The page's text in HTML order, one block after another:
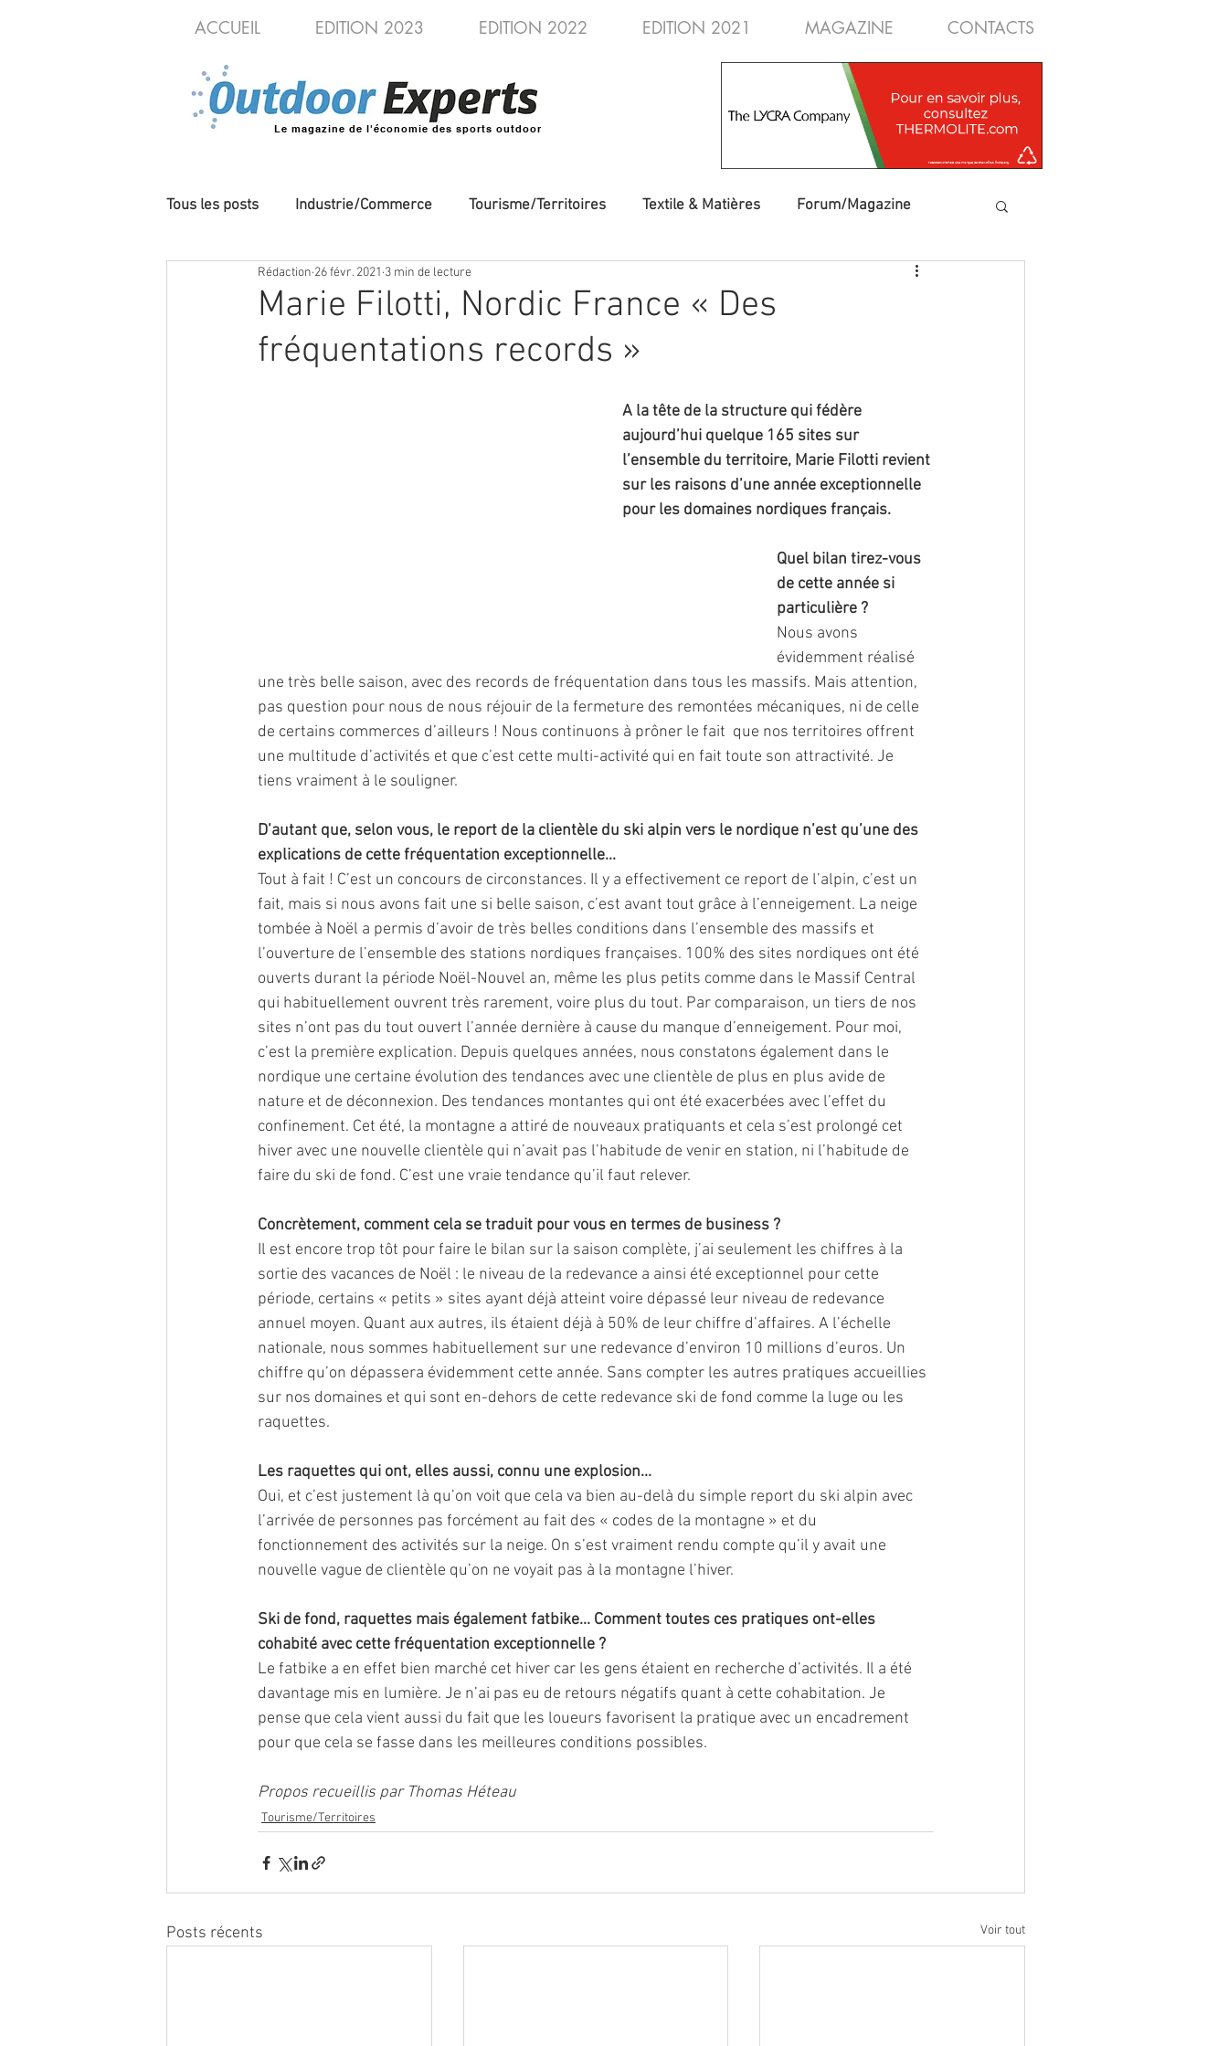
ACCUEIL EDITION 2023 EDITION 2022 EDITION 2021 MAGAZINE CONTACTS
Le magazine de l'économie des sports outdoor
Tous les posts Industrie/Commerce Tourisme/Territoires Textile & Matières Forum/Magazine
Cycles/VAE Produits/Nouveautés
Marie Filotti, Nordic France « Des
fréquentations records »
Rédaction 26 févr. 2021 3 min de lecture
A la tête de la structure qui fédère
aujourd’hui quelque 165 sites sur
l’ensemble du territoire, Marie Filotti revient
sur les raisons d’une année exceptionnelle
pour les domaines nordiques français.
Quel bilan tirez-vous
de cette année si
particulière ?
Nous avons
évidemment réalisé
une très belle saison, avec des records de fréquentation dans tous les massifs. Mais attention,
pas question pour nous de nous réjouir de la fermeture des remontées mécaniques, ni de celle
de certains commerces d’ailleurs ! Nous continuons à prôner le fait  que nos territoires offrent
une multitude d’activités et que c’est cette multi-activité qui en fait toute son attractivité. Je
tiens vraiment à le souligner.
D’autant que, selon vous, le report de la clientèle du ski alpin vers le nordique n’est qu’une des
explications de cette fréquentation exceptionnelle...
Tout à fait ! C’est un concours de circonstances. Il y a effectivement ce report de l’alpin, c’est un
fait, mais si nous avons fait une si belle saison, c’est avant tout grâce à l’enneigement. La neige
tombée à Noël a permis d’avoir de très belles conditions dans l’ensemble des massifs et
l’ouverture de l’ensemble des stations nordiques françaises. 100% des sites nordiques ont été
ouverts durant la période Noël-Nouvel an, même les plus petits comme dans le Massif Central
qui habituellement ouvrent très rarement, voire plus du tout. Par comparaison, un tiers de nos
sites n’ont pas du tout ouvert l’année dernière à cause du manque d’enneigement. Pour moi,
c’est la première explication. Depuis quelques années, nous constatons également dans le
nordique une certaine évolution des tendances avec une clientèle de plus en plus avide de
nature et de déconnexion. Des tendances montantes qui ont été exacerbées avec l’effet du
confinement. Cet été, la montagne a attiré de nouveaux pratiquants et cela s’est prolongé cet
hiver avec une nouvelle clientèle qui n’avait pas l’habitude de venir en station, ni l’habitude de
faire du ski de fond. C’est une vraie tendance qu’il faut relever.
Concrètement, comment cela se traduit pour vous en termes de business ?
Il est encore trop tôt pour faire le bilan sur la saison complète, j’ai seulement les chiffres à la
sortie des vacances de Noël : le niveau de la redevance a ainsi été exceptionnel pour cette
période, certains « petits » sites ayant déjà atteint voire dépassé leur niveau de redevance
annuel moyen. Quant aux autres, ils étaient déjà à 50% de leur chiffre d’affaires. A l’échelle
nationale, nous sommes habituellement sur une redevance d’environ 10 millions d’euros. Un
chiffre qu’on dépassera évidemment cette année. Sans compter les autres pratiques accueillies
sur nos domaines et qui sont en-dehors de cette redevance ski de fond comme la luge ou les
raquettes.
Les raquettes qui ont, elles aussi, connu une explosion...
Oui, et c’est justement là qu’on voit que cela va bien au-delà du simple report du ski alpin avec
l’arrivée de personnes pas forcément au fait des « codes de la montagne » et du
fonctionnement des activités sur la neige. On s’est vraiment rendu compte qu’il y avait une
nouvelle vague de clientèle qu’on ne voyait pas à la montagne l’hiver.
Ski de fond, raquettes mais également fatbike... Comment toutes ces pratiques ont-elles
cohabité avec cette fréquentation exceptionnelle ?
Le fatbike a en effet bien marché cet hiver car les gens étaient en recherche d’activités. Il a été
davantage mis en lumière. Je n’ai pas eu de retours négatifs quant à cette cohabitation. Je
pense que cela vient aussi du fait que les loueurs favorisent la pratique avec un encadrement
pour que cela se fasse dans les meilleures conditions possibles.
Propos recueillis par Thomas Héteau
Tourisme/Territoires
Posts récents Voir tout